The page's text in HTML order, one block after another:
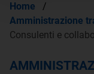
Home
/
Amministrazione
Consulenti e